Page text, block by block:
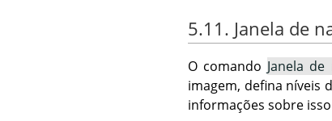
5.11. Janela de
O comando Janela de
imagem, defina níveis
informações sobre